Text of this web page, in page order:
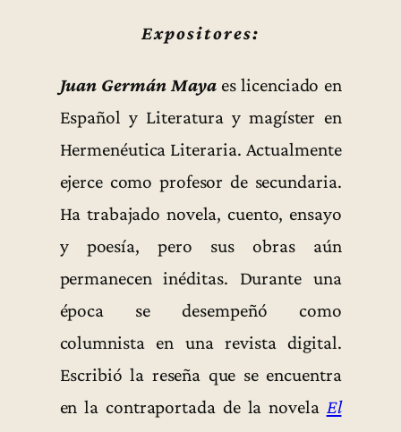
Expositores:
Juan Germán Mayaes licenciado en
Español y Literatura y magíster en
Hermenéutica Literaria. Actualmente
ejerce como profesor de secundaria.
Ha trabajado novela, cuento, ensayo
y poesía, pero sus obras aún
permanecen inéditas. Durante una
época se desempeñó como
columnista en una revista digital.
Escribió la reseña que se encuentra
en la contraportada de la novela El